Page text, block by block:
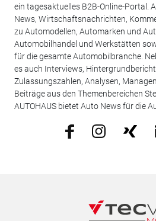
ein tagesaktuelles B2B-Online-Portal.
News, Wirtschaftsnachrichten,
zu Automodellen, Automarken und
Automobilhandel und Werkstätten
für die gesamte Automobilbranche.
es auch Interviews,
Zulassungszahlen, Analysen,
Beiträge aus den Themenbereichen
AUTOHAUS bietet Auto News für die